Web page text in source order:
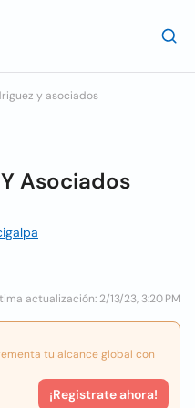
y asociados
Asociados
actualización: 2/13/23, 3:20 PM
tu alcance global con
¡Registrate ahora!